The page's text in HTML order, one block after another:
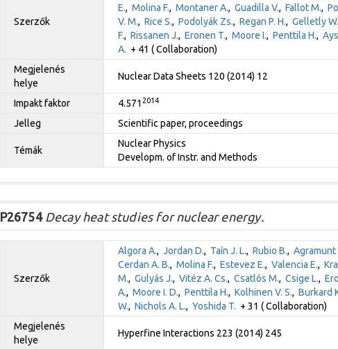
Szerzők
E., Molina F., Montaner A., Guadilla V., Fallot M.,
V. M., Rice S., Podolyák Zs., Regan P. H., Gelletly W.
F., Rissanen J., Eronen T., Moore I., Penttila H.,
A. + 41 ( Collaboration)
Megjelenés
helye
Nuclear Data Sheets 120 (2014) 12
Impakt faktor 4.571 2014
Jelleg Scientific paper, proceedings
Témák
Nuclear Physics
Developm. of Instr. and Methods
P26754Decay heat studies for nuclear energy.
Szerzők
Algora A., Jordan D., Taín J. L., Rubio B., Agramunt
Cerdan A. B., Molina F., Estevez E., Valencia E.,
M., Gulyás J., Vitéz A. Cs., Csatlós M., Csige L.,
A., Moore I. D., Penttila H., Kolhinen V. S., Burkard
W., Nichols A. L., Yoshida T. + 31 ( Collaboration)
Megjelenés
helye
Hyperfine Interactions 223 (2014) 245